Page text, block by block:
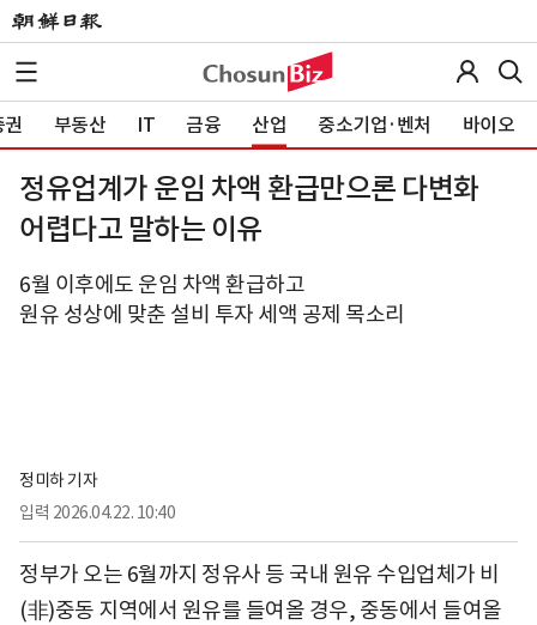
부동산 IT 금융 산업 중소기업·벤처 바이오
정유업계가 운임 차액 환급만으론 다변화
어렵다고 말하는 이유
6월 이후에도 운임 차액 환급하고
원유 성상에 맞춘 설비 투자 세액 공제 목소리
정미하 기자
입력 2026.04.22. 10:40
정부가 오는 6월까지 정유사 등 국내 원유 수입업체가 비
(非)중동 지역에서 원유를 들여올 경우, 중동에서 들여올